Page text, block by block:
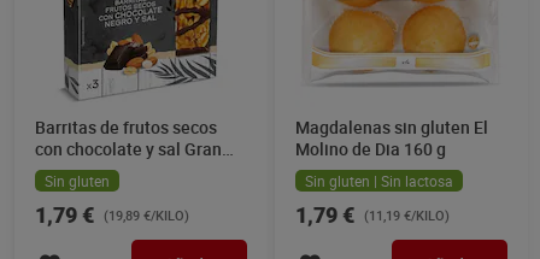
Barritas de frutos secos
con chocolate y sal Gran
Dia 90 g
Sin gluten
1,79 € (19,89 €/KILO)
Magdalenas sin gluten El
Molino de Dia 160 g
Sin gluten | Sin lactosa
1,79 € (11,19 €/KILO)